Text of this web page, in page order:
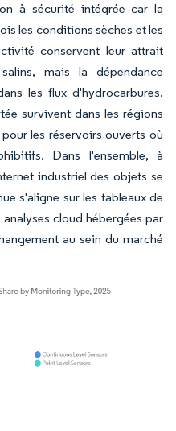
à sécurité intégrée car la
les conditions sèches et les
conservent leur attrait
mais la dépendance
les flux d'hydrocarbures.
survivent dans les régions
les réservoirs ouverts où
Dans l'ensemble, à
industriel des objets se
s'aligne sur les tableaux de
cloud hébergées par
au sein du marché